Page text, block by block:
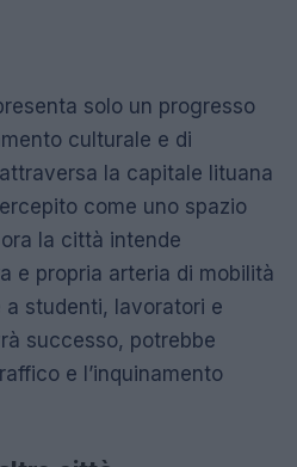
solo un progresso
culturale e di
la capitale lituana
come uno spazio
la città intende
e propria arteria di mobilità
studenti, lavoratori e
successo, potrebbe
e l’inquinamento